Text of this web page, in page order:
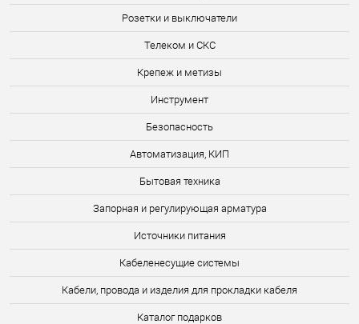
Розетки и выключатели
Телеком и СКС
Крепеж и метизы
Инструмент
Безопасность
Автоматизация, КИП
Бытовая техника
Запорная и регулирующая арматура
Источники питания
Кабеленесущие системы
Кабели, провода и изделия для прокладки кабеля
Каталог подарков